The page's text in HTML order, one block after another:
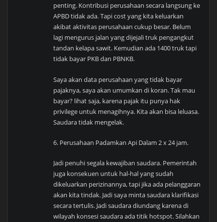
penting. Kontribusi perusahaan secara langsung ke
APBD tidak ada. Tapi cost yang kita keluarkan
akibat aktivitas perusahaan cukup besar. Belum
lagi mengurus jalan yang dijejali truk pengangkut
tandan kelapa sawit. Kemudian ada 1400 truk tapi
tidak bayar PKB dan PBNKB.
Saya akan data perusahaan yang tidak bayar
pajaknya, saya akan umumkan di koran. Tak mau
bayar? lihat saja, karena pajak itu punya hak
privilege untuk menagihnya. Kita akan bisa leluasa.
Saudara tidak mengelak.
6. Perusahaan Padamkan Api Dalam 2 x 24 jam.
Jadi penuhi segala kewajiban saudara. Pemerintah
juga konsekuen untuk hal-hal yang sudah
dikeluarkan perizinannya, tapi jika ada pelanggaran
akan kita tindak. Jadi saya minta saudara klarifikasi
secara tertulis. Jadi saudara diundang karena di
wilayah konsesi saudara ada titik hotspot. Silahkan